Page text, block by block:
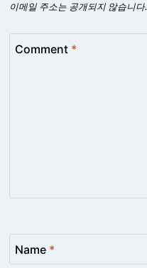
이메일 주소는 공개되지 않습니다.
Comment *
Name *